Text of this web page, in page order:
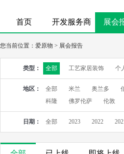
首页 开发服务商 展会
您当前位置： 爱原物 > 展会报告
类型： 全部 工艺家居装饰 个
地区： 全部 米兰 奥兰多
科隆
佛罗伦萨 伦敦
日期： 全部 2023 2022